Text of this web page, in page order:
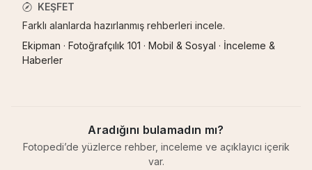
KEŞFET
Farklı alanlarda hazırlanmış rehberleri incele.
Ekipman · Fotoğrafçılık 101 · Mobil & Sosyal · İnceleme &
Haberler
Aradığını bulamadın mı?
Fotopedi’de yüzlerce rehber, inceleme ve açıklayıcı içerik
var.